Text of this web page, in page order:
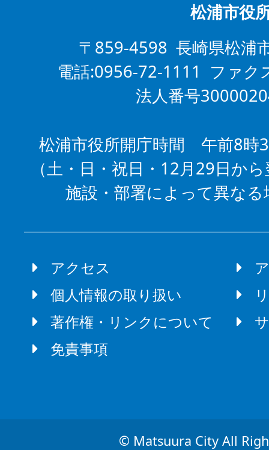
松浦市役
〒859-4598 長崎県松浦
電話:0956-72-1111 ファ
法人番号
松浦市役所開庁時間 午前8時
（土・日・祝日・12月29日か
施設・部署によって異な
アクセス
個人情報の取り扱い
著作権・リンクについて
免責事項
© Matsuura City All